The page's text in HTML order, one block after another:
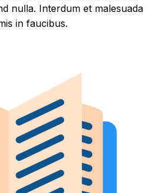
nulla. Interdum et malesuada
in faucibus.